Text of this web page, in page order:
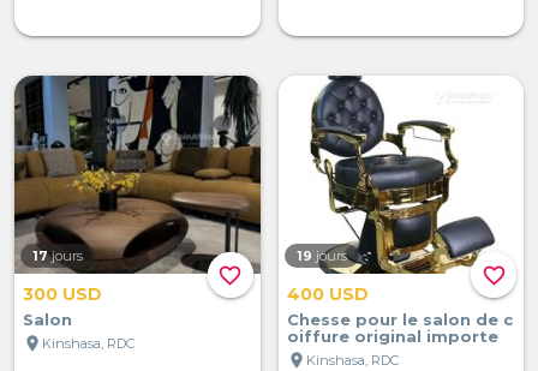
favorite_border
17 jours
300 USD
Salon
location_on Kinshasa, RDC
favorite_border
19 jours
400 USD
Chesse pour le salon de c
oiffure original importe
location_on Kinshasa, RDC